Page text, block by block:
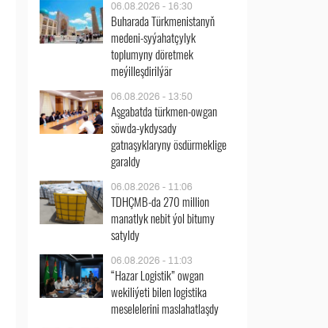
06.08.2026 - 16:30
Buharada Türkmenistanyň
medeni-syýahatçylyk
toplumyny döretmek
meýilleşdirilýär
06.08.2026 - 13:50
Aşgabatda türkmen-owgan
söwda-ykdysady
gatnaşyklaryny ösdürmeklige
garaldy
06.08.2026 - 11:06
TDHÇMB-da 270 million
manatlyk nebit ýol bitumy
satyldy
06.08.2026 - 11:03
“Hazar Logistik” owgan
wekiliýeti bilen logistika
meselelerini maslahatlaşdy